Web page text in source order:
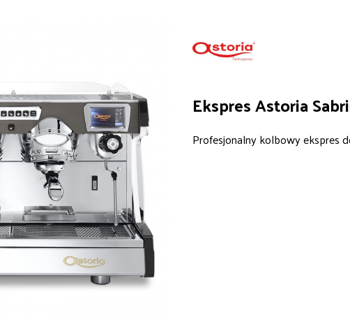
Ekspres Astoria
Profesjonalny kolbowy ekspres